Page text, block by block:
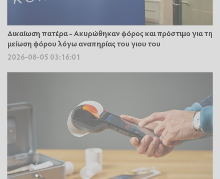
Δικαίωση πατέρα - Ακυρώθηκαν φόρος και πρόστιμο για τη
μείωση φόρου λόγω αναπηρίας του γιου του
2026-08-05 03:16:01